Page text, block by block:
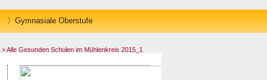
Gymnasiale Oberstufe
> Alle Gesunden Schulen im Mühlenkreis 2015_1